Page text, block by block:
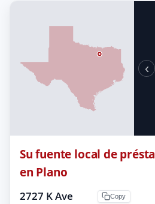
‹
Su fuente local de
en Plano
2727 K Ave
Copy